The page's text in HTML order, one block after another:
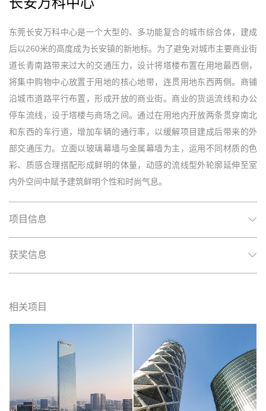
东莞长安万科中心是一个大型的、多功能复合的城市综合体，建成
后以260米的高度成为长安镇的新地标。为了避免对城市主要商业街
道长青南路带来过大的交通压力，设计将塔楼布置在用地最西侧，
将集中购物中心放置于用地的核心地带，连贯用地东西两侧。商铺
沿城市道路平行布置，形成开放的商业街。商业的货运流线和办公
停车流线，设于塔楼与商场之间。通过在用地内开放两条贯穿南北
和东西的车行道，增加车辆的通行率，以缓解项目建成后带来的外
部交通压力。立面以玻璃幕墙与金属幕墙为主，运用不同材质的色
彩、质感合理搭配形成鲜明的体量，动感的流线型外轮廓延伸至室
内外空间中赋予建筑鲜明个性和时尚气息。
项目信息
获奖信息
相关项目